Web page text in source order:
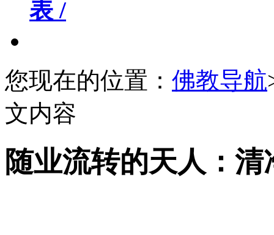
表 /
您现在的位置： 佛教导航
文内容
随业流转的天人：清